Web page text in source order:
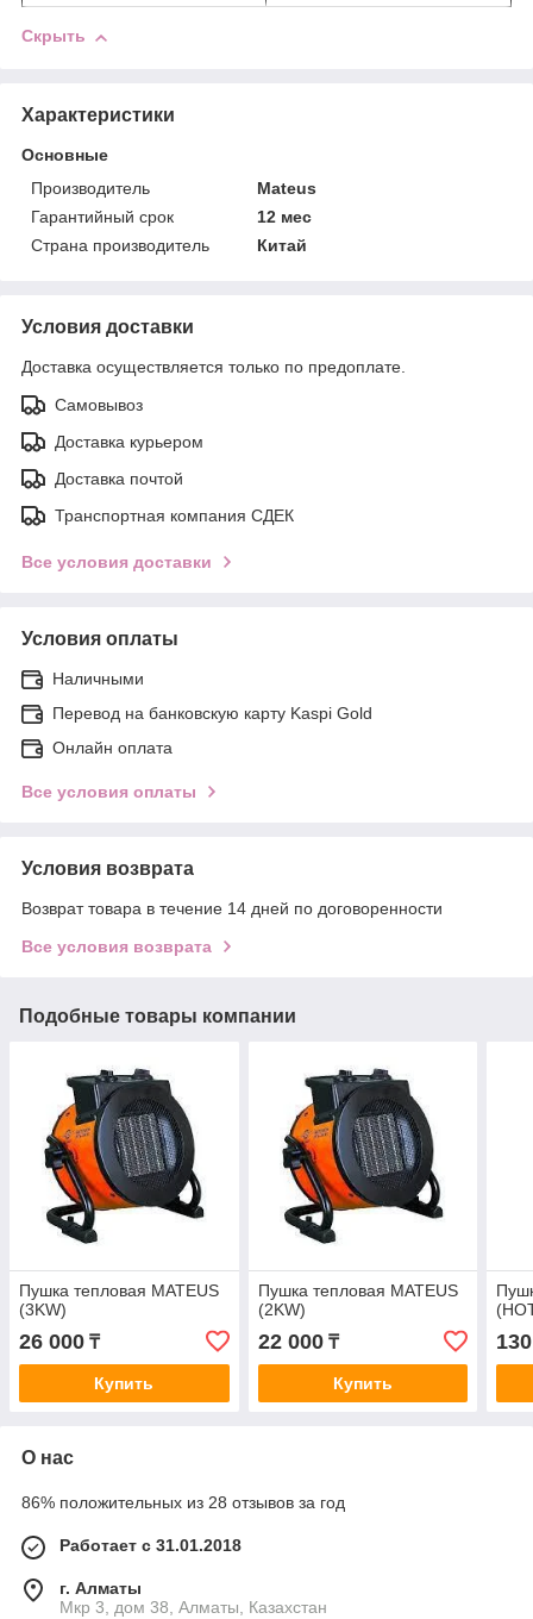
Скрыть
Характеристики
Основные
Производитель
Mateus
Гарантийный срок
12 мес
Страна производитель
Китай
Условия доставки
Доставка осуществляется только по предоплате.
Самовывоз
Доставка курьером
Доставка почтой
Транспортная компания СДЕК
Все условия доставки
Условия оплаты
Наличными
Перевод на банковскую карту Kaspi Gold
Онлайн оплата
Все условия оплаты
Условия возврата
Возврат товара в течение 14 дней по договоренности
Все условия возврата
Подобные товары компании
Пушка тепловая MATEUS
(3KW)
26 000 ₸
Купить
Пушка тепловая MATEUS
(2KW)
22 000₸
Купить
О нас
86% положительных из 28 отзывов за год
Работает с 31.01.2018
г. Алматы
Мкр 3, дом 38, Алматы, Казахстан